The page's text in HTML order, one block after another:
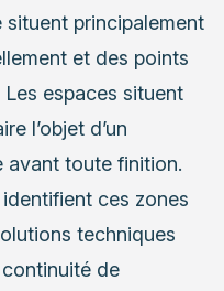
situent principalement
et des points
espaces situent
l’objet d’un
avant toute finition.
ces zones
techniques
de